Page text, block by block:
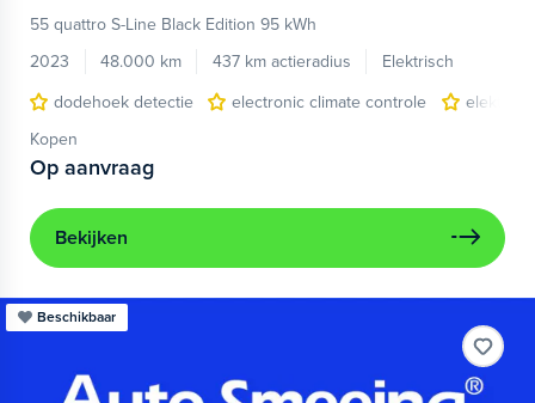
55 quattro S-Line Black Edition 95 kWh
2023
48.000 km 437 km actieradius
Elektrisch
dodehoek detectie
electronic climate controle
Kopen
Op aanvraag
Bekijken
Beschikbaar